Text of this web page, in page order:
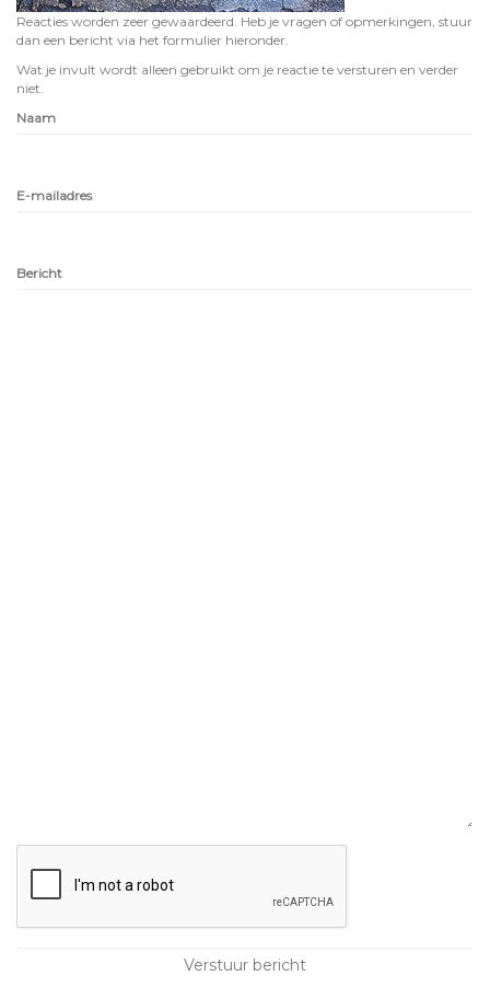
Reacties worden zeer gewaardeerd. Heb je vragen of opmerkingen, stuur
dan een bericht via het formulier hieronder.
Wat je invult wordt alleen gebruikt om je reactie te versturen en verder
niet.
Naam
E-mailadres
Bericht